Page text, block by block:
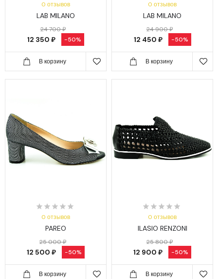
0 отзывов
LAB MILANO
24 700 ₽
12 350 ₽ -50%
В корзину
0 отзывов
LAB MILANO
24 900 ₽
12 450 ₽ -50%
В корзину
0 отзывов
PAREO
25 000 ₽
12 500 ₽ -50%
В корзину
0 отзывов
ILASIO RENZONI
25 800 ₽
12 900 ₽ -50%
В корзину